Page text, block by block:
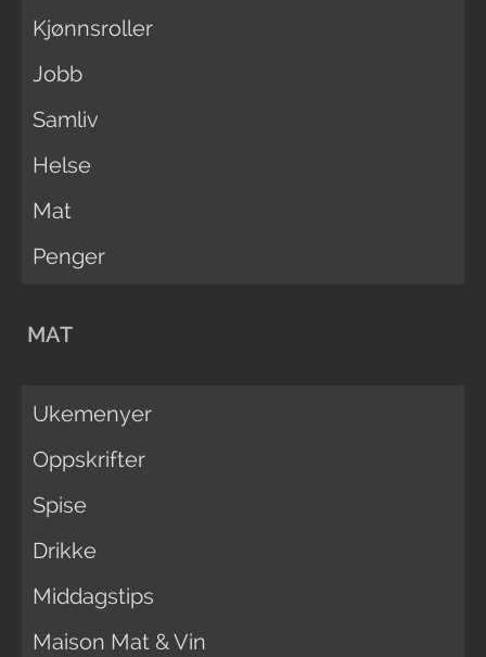
Kjønnsroller
Jobb
Samliv
Helse
Mat
Penger
MAT
Ukemenyer
Oppskrifter
Spise
Drikke
Middagstips
Maison Mat & Vin